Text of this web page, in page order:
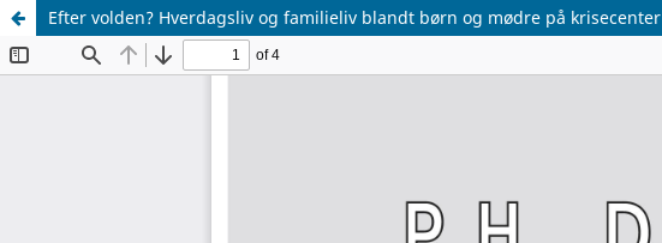
Efter volden? Hverdagsliv og familieliv blandt børn og mødre på krisecenter